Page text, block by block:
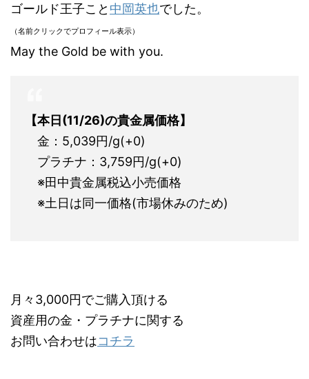
ゴールド王子こと 中岡英也でした。
（名前クリックでプロフィール表示）
May the Gold be with you.
【本日(11/26)の貴金属価格】
金：5,039円/g(+0)
プラチナ：3,759円/g(+0)
※田中貴金属税込小売価格
※土日は同一価格(市場休みのため)
月々3,000円でご購入頂ける
資産用の金・プラチナに関する
お問い合わせはコチラ